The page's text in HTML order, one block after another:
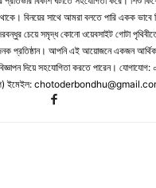
বিনয়ের সাথে আমরা বলতে পারি একক ভাবে
চেয়ে সমৃদ্ধ কোনো ওয়েবসাইট গোটা
প্রতিষ্ঠান। আপনি এই আয়োজনে একজন
দিয়ে সহযোগিতা করতে পারেন।
ইমেইল: